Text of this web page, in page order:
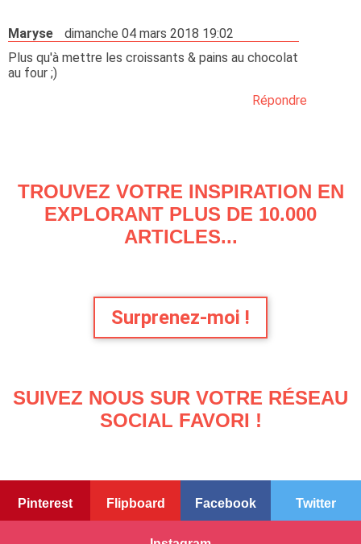
Maryse
dimanche 04 mars 2018 19:02
Plus qu'à mettre les croissants & pains au chocolat
au four ;)
Répondre
TROUVEZ VOTRE INSPIRATION EN
EXPLORANT PLUS DE 10.000
ARTICLES...
Surprenez-moi !
SUIVEZ NOUS SUR VOTRE RÉSEAU
SOCIAL FAVORI !
Pinterest Flipboard Facebook Twitter